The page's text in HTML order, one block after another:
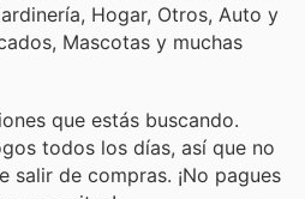
Hogar, Otros, Auto y
Mascotas y muchas
que estás buscando.
todos los días, así que no
salir de compras. ¡No pagues